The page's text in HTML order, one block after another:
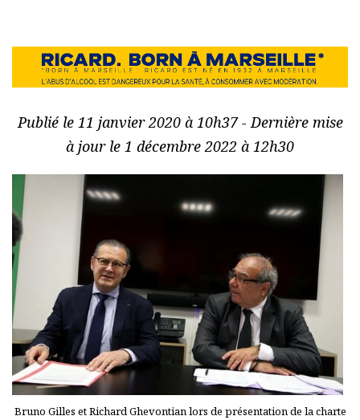
Publié le 11 janvier 2020 à 10h37 - Dernière mise
à jour le 1 décembre 2022 à 12h30
Bruno Gilles et Richard Ghevontian lors de présentation de la charte